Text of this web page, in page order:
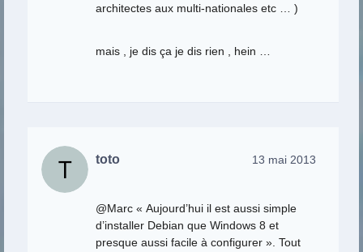
architectes aux multi-nationales etc … )
mais , je dis ça je dis rien , hein …
toto 13 mai 2013
@Marc « Aujourd’hui il est aussi simple
d’installer Debian que Windows 8 et
presque aussi facile à configurer ». Tout